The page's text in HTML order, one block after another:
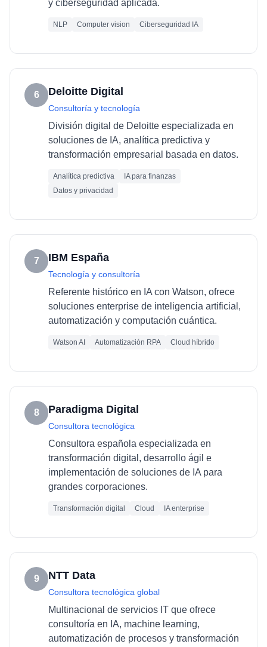
y ciberseguridad aplicada.
NLP Computer vision Ciberseguridad IA
6 Deloitte Digital
Consultoría y tecnología
División digital de Deloitte especializada en
soluciones de IA, analítica predictiva y
transformación empresarial basada en datos.
Analítica predictiva
IA para finanzas
Datos y privacidad
7 IBM España
Tecnología y consultoría
Referente histórico en IA con Watson, ofrece
soluciones enterprise de inteligencia artificial,
automatización y computación cuántica.
Watson AI Automatización RPA Cloud híbrido
8 Paradigma Digital
Consultora tecnológica
Consultora española especializada en
transformación digital, desarrollo ágil e
implementación de soluciones de IA para
grandes corporaciones.
Transformación digital Cloud IA enterprise
9 NTT Data
Consultora tecnológica global
Multinacional de servicios IT que ofrece
consultoría en IA, machine learning,
automatización de procesos y transformación